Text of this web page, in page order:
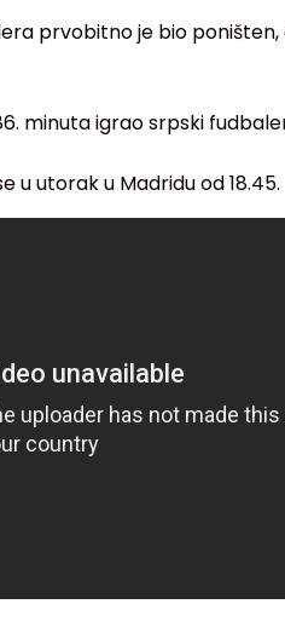
prvobitno je bio
minuta igrao srpski
u utorak u Madridu od 18.45.